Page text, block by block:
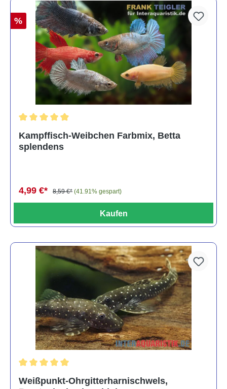
%
Kampffisch-Weibchen Farbmix, Betta
splendens
4,99 €* 8,59 €* (41.91% gespart)
Kaufen
Weißpunkt-Ohrgitterharnischwels,